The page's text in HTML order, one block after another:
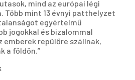
mind az európai légi
Több mint 13 évnyi patthelyzet
egyértelmű
jogokkal és bizalommal
emberek repülőre szállnak,
a földön.”